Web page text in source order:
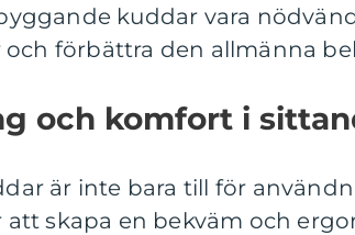
kuddar vara
och förbättra den allmänna
och komfort i
är inte bara till för
skapa en bekväm och